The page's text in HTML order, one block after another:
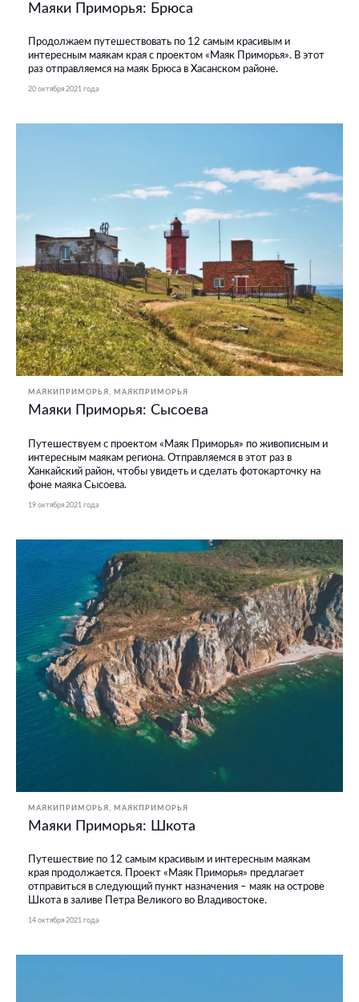
Маяки Приморья: Брюса
Продолжаем путешествовать по 12 самым красивым и
интересным маякам края с проектом «Маяк Приморья». В этот
раз отправляемся на маяк Брюса в Хасанском районе.
20 октября 2021 года
МАЯКИПРИМОРЬЯ МАЯКПРИМОРЬЯ
Маяки Приморья: Сысоева
Путешествуем с проектом «Маяк Приморья» по живописным и
интересным маякам региона. Отправляемся в этот раз в
Ханкайский район, чтобы увидеть и сделать фотокарточку на
фоне маяка Сысоева.
19 октября 2021 года
МАЯКИПРИМОРЬЯ МАЯКПРИМОРЬЯ
Маяки Приморья: Шкота
Путешествие по 12 самым красивым и интересным маякам
края продолжается. Проект «Маяк Приморья» предлагает
отправиться в следующий пункт назначения – маяк на острове
Шкота в заливе Петра Великого во Владивостоке.
14 октября 2021 года